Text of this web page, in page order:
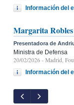
Información del
Margarita Robles
Presentadora de
Ministra de Defensa
20/02/2026 - Madrid,
Información del